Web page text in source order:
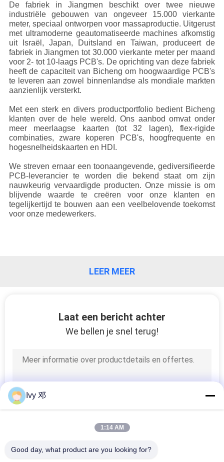
KWALITEITSCONTROLE
NEEM
CONTACT
MET
ONS
OP
NIEUWS
GEVALLEN
SITEMAP
De fabriek in Jiangmen beschikt over twee nieuwe
industriële gebouwen van ongeveer 15.000 vierkante
meter, speciaal ontworpen voor massaproductie. Uitgerust
met ultramoderne geautomatiseerde machines afkomstig
uit Israël, Japan, Duitsland en Taiwan, produceert de
fabriek in Jiangmen tot 30.000 vierkante meter per maand
voor 2- tot 10-laags PCB's. De oprichting van deze fabriek
heeft de capaciteit van Bicheng om hoogwaardige PCB's
te leveren aan zowel binnenlandse als mondiale markten
aanzienlijk versterkt.
Met een sterk en divers productportfolio bedient Bicheng
klanten over de hele wereld. Ons aanbod omvat onder
meer meerlaagse kaarten (tot 32 lagen), flex-rigide
combinaties, zware koperen PCB's, hoogfrequente en
hogesnelheidskaarten en HDI.
We streven ernaar een toonaangevende, gediversifieerde
PCB-leverancier te worden die bekend staat om zijn
nauwkeurig vervaardigde producten. Onze missie is om
blijvende waarde te creëren voor onze klanten en
tegelijkertijd te bouwen aan een veelbelovende toekomst
voor onze medewerkers.
LEER MEER
Laat een bericht achter
We bellen je snel terug!
Ivy 邓
1:14 AM
Good day, what product are you looking for?